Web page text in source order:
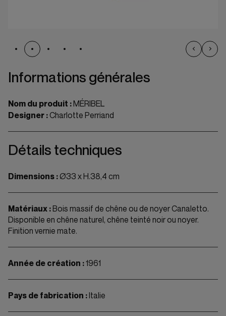
Informations générales
Nom du produit :MÉRIBEL
Designer : Charlotte Perriand
Détails techniques
Dimensions :Ø33 x H.38,4 cm
Matériaux :Bois massif de chêne ou de noyer Canaletto.
Disponible en chêne naturel, chêne teinté noir ou noyer.
Finition vernie mate.
Année de création :1961
Pays de fabrication :Italie